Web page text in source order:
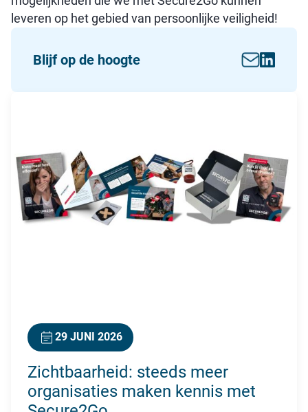
leveren op het gebied van persoonlijke veiligheid!
Blijf op de hoogte
29 JUNI 2026
Zichtbaarheid: steeds meer
organisaties maken kennis met